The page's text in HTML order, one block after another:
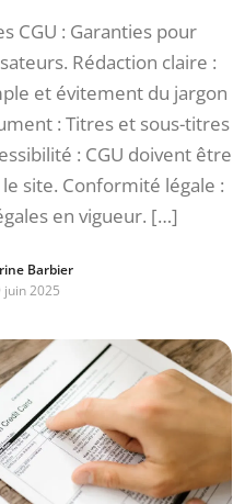
CGU : Garanties pour
Rédaction claire :
et évitement du jargon
: Titres et sous-titres
: CGU doivent être
site. Conformité légale :
en vigueur. […]
Barbier
juin 2025